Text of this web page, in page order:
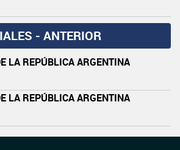
- ANTERIOR
LA REPÚBLICA ARGENTINA
LA REPÚBLICA ARGENTINA